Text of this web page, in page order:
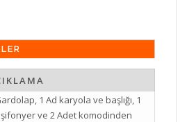
1 Ad karyola ve başlığı, 1
ve 2 Adet komodinden